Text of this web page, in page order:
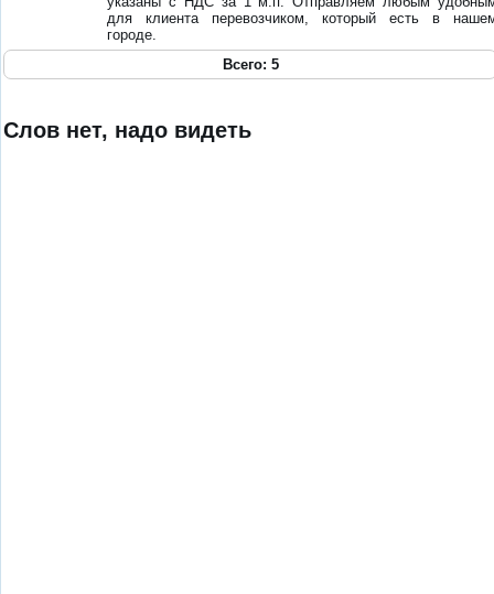
для клиента перевозчиком, который есть в
городе.
Всего: 5
Слов нет, надо видеть